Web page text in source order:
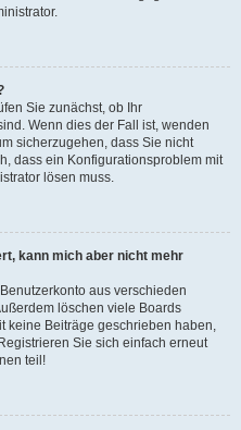
Sie zunächst, ob Ihr
Wenn dies der Fall ist, wenden
sicherzugehen, dass Sie nicht
dass ein Konfigurationsproblem mit
lösen muss.
kann mich aber nicht mehr
aus verschieden
löschen viele Boards
keine Beiträge geschrieben haben,
Sie sich einfach erneut
teil!